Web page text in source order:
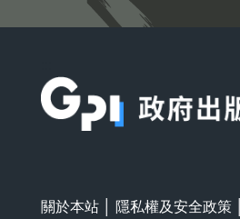
關於本站 隱私權及安全政策